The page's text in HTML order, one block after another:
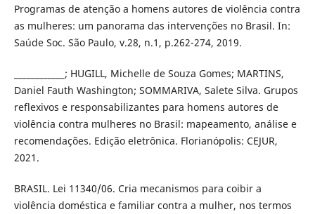
Programas de atenção a homens autores de violência contra
as mulheres: um panorama das intervenções no Brasil. In:
Saúde Soc. São Paulo, v.28, n.1, p.262-274, 2019.
____________; HUGILL, Michelle de Souza Gomes; MARTINS,
Daniel Fauth Washington; SOMMARIVA, Salete Silva. Grupos
reflexivos e responsabilizantes para homens autores de
violência contra mulheres no Brasil: mapeamento, análise e
recomendações. Edição eletrônica. Florianópolis: CEJUR,
2021.
BRASIL. Lei 11340/06. Cria mecanismos para coibir a
violência doméstica e familiar contra a mulher, nos termos